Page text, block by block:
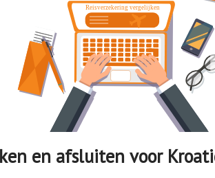
en afsluiten voor